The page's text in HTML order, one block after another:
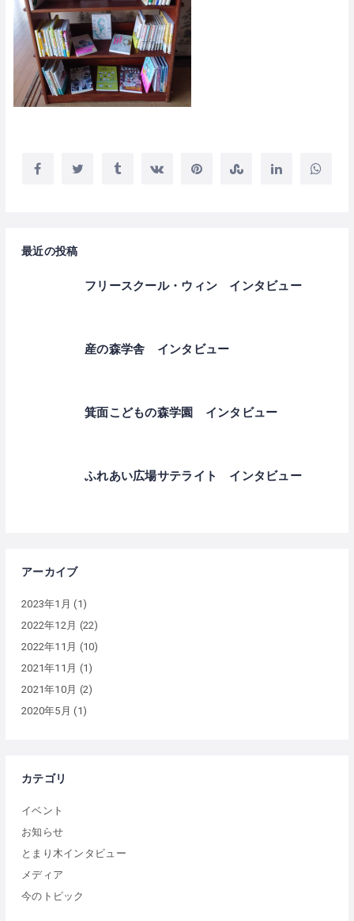
最近の投稿
フリースクール・ウィン インタビュー
産の森学舎 インタビュー
箕面こどもの森学園 インタビュー
ふれあい広場サテライト インタビュー
アーカイブ
2023年1月 (1)
2022年12月 (22)
2022年11月 (10)
2021年11月 (1)
2021年10月 (2)
2020年5月 (1)
カテゴリ
イベント
お知らせ
とまり木インタビュー
メディア
今のトピック